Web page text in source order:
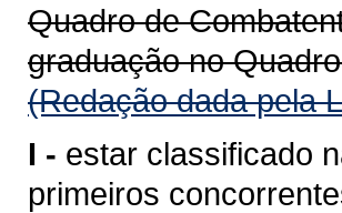
Quadro de
graduação no
(Redação dada pela
I - estar classificado
primeiros